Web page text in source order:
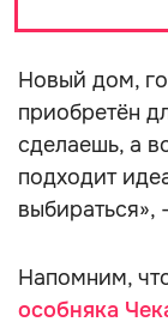
Новый дом,
приобретён
сделаешь, а
подходит
Напомним,
особняка